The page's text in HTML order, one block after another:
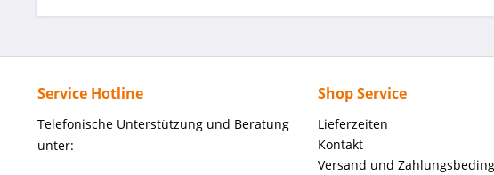
Service Hotline
Telefonische Unterstützung und Beratung
unter:
Shop Service
Lieferzeiten
Kontakt
Versand und